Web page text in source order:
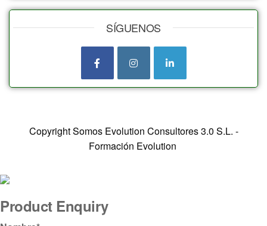
SÍGUENOS
Copyright Somos Evolution Consultores 3.0 S.L. -
Formación Evolution
Product Enquiry